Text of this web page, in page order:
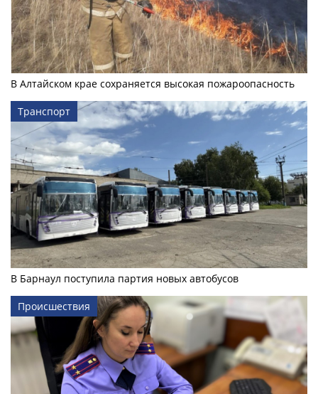
В Алтайском крае сохраняется высокая пожароопасность
Транспорт
В Барнаул поступила партия новых автобусов
Происшествия